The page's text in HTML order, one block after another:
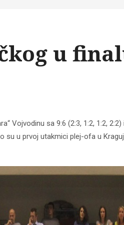
u
Vojvodinu sa 9:6 (2:3, 1:2, 1:2,
su u prvoj utakmici plej-ofa u